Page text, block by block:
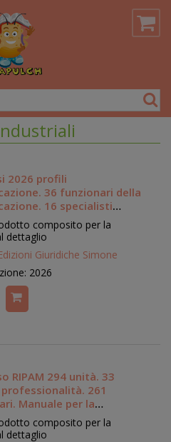
2026 profili
36 funzionari della
16 specialisti
e sistemi di
e informatici. Manuale
comuni per la
al concorso
composito per la
dettaglio
Giuridiche Simone
2026
RIPAM 294 unità. 33
261
Manuale per la
alle prove
composito per la
dettaglio